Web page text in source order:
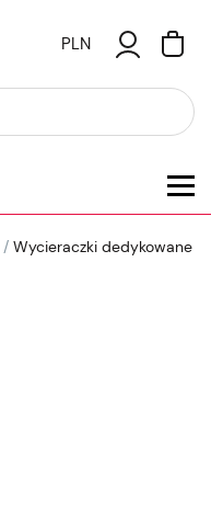
PLN
/ Wycieraczki dedykowane